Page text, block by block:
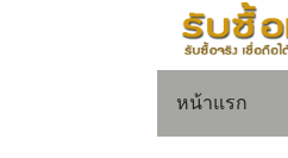
หน้าแรก